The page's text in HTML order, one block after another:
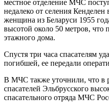
местное отделение МЧС
недалеко от селения
женщина из Беларуси 1955
высотой около 50 метров, что
этажного дома.
Спустя три часа спасателям
погибшей, ее передали
В МЧС также уточнили, что в
спасателей Эльбрусского
спасательного отряда МЧС